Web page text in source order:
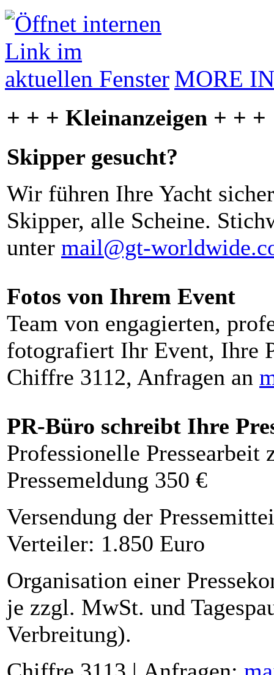
MORE
+ + + Kleinanzeigen + + +
Skipper gesucht?
Wir führen Ihre Yacht
Skipper, alle Scheine.
unter mail@gt-
Fotos von Ihrem Event
Team von engagierten,
fotografiert Ihr Event, Ihre
Chiffre 3112, Anfragen an
PR-Büro schreibt Ihre
Professionelle Pressearbeit
Pressemeldung 350 €
Versendung der
Verteiler: 1.850 Euro
Organisation einer
je zzgl. MwSt. und
Verbreitung).